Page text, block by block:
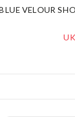
VELOUR